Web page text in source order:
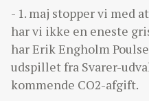
- 1. maj stopper vi med
har vi ikke en eneste
har Erik Engholm
udspillet fra Svarer-
kommende CO2-afgift.